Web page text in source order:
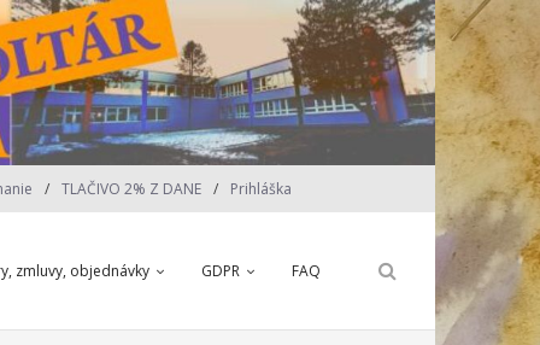
TLAČIVO 2% Z DANE Prihláška
zmluvy, objednávky GDPR FAQ